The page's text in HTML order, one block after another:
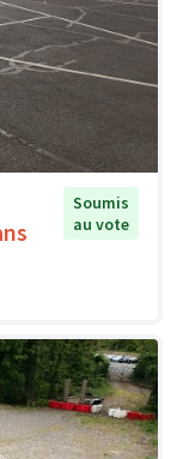
Soumis
au vote